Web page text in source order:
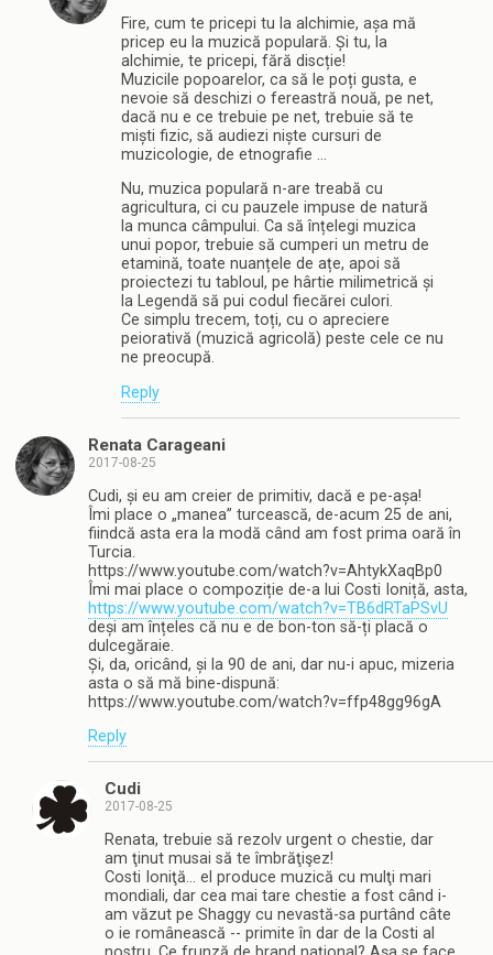
Fire, cum te pricepi tu la alchimie, așa mă
pricep eu la muzică populară. Și tu, la
alchimie, te pricepi, fără discție!
Muzicile popoarelor, ca să le poți gusta, e
nevoie să deschizi o fereastră nouă, pe net,
dacă nu e ce trebuie pe net, trebuie să te
miști fizic, să audiezi niște cursuri de
muzicologie, de etnografie …
Nu, muzica populară n-are treabă cu
agricultura, ci cu pauzele impuse de natură
la munca câmpului. Ca să înțelegi muzica
unui popor, trebuie să cumperi un metru de
etamină, toate nuanțele de ațe, apoi să
proiectezi tu tabloul, pe hârtie milimetrică și
la Legendă să pui codul fiecărei culori.
Ce simplu trecem, toți, cu o apreciere
peiorativă (muzică agricolă) peste cele ce nu
ne preocupă.
Reply
Renata Carageani
2017-08-25
Cudi, și eu am creier de primitiv, dacă e pe-așa!
Îmi place o „manea” turcească, de-acum 25 de ani,
fiindcă asta era la modă când am fost prima oară în
Turcia.
https://www.youtube.com/watch?v=AhtykXaqBp0
Îmi mai place o compoziție de-a lui Costi Ioniță, asta,
https://www.youtube.com/watch?v=TB6dRTaPSvU
deși am înțeles că nu e de bon-ton să-ți placă o
dulcegăraie.
Și, da, oricând, și la 90 de ani, dar nu-i apuc, mizeria
asta o să mă bine-dispună:
https://www.youtube.com/watch?v=ffp48gg96gA
Reply
Cudi
2017-08-25
Renata, trebuie să rezolv urgent o chestie, dar
am ţinut musai să te îmbrăţişez!
Costi Ioniţă… el produce muzică cu mulţi mari
mondiali, dar cea mai tare chestie a fost când i-
am văzut pe Shaggy cu nevastă-sa purtând câte
o ie românească -- primite în dar de la Costi al